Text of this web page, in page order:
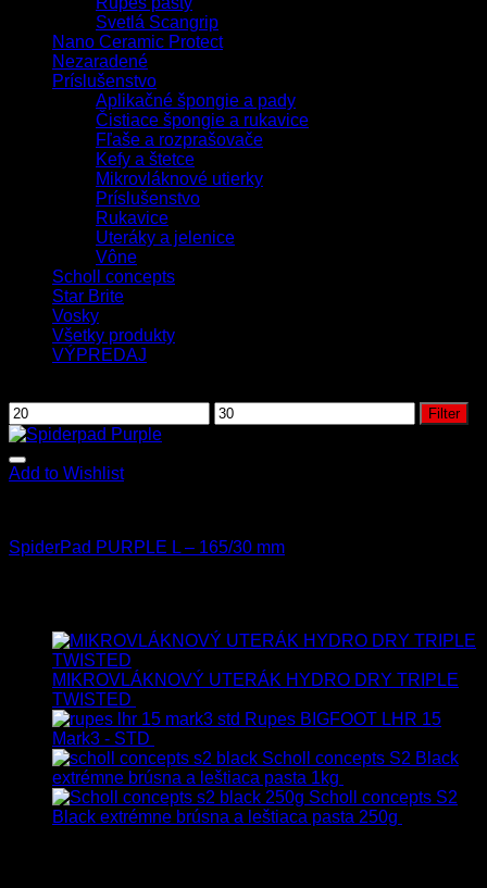
Svetlá Scangrip
Nano Ceramic Protect
Nezaradené
Príslušenstvo
Aplikačné špongie a pady
Čistiace špongie a rukavice
Fľaše a rozprašovače
Kefy a štetce
Mikrovláknové utierky
Príslušenstvo
Rukavice
Uteráky a jelenice
Vône
Scholl concepts
Star Brite
Vosky
Všetky produkty
VÝPREDAJ
Filter
Add to Wishlist
SpiderPad PURPLE L – 165/30 mm
MIKROVLÁKNOVÝ UTERÁK HYDRO DRY TRIPLE
TWISTED
Rupes BIGFOOT LHR 15
Mark3 - STD
Scholl concepts S2 Black
extrémne brúsna a leštiaca pasta 1kg
Scholl concepts S2
Black extrémne brúsna a leštiaca pasta 250g